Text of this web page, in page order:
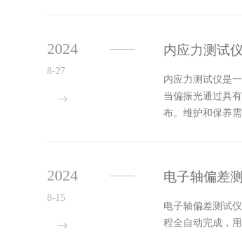
内应力测试
内应力测试仪是
当偏振光通过具
布。维护和保养
2024
8-27
电子轴偏差
电子轴偏差测试
程全自动完成，
2024
8-15